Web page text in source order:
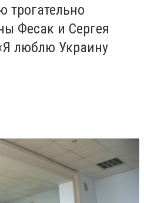
трогательно
Фесак и Сергея
люблю Украину